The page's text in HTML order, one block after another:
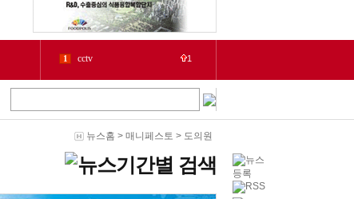
1 cctv
1
3
chlwntjd
4 22
3
1
2
7
源
1
泥
6
9
二쇱감 2
뉴스홈 > 매니페스토 > 도의원